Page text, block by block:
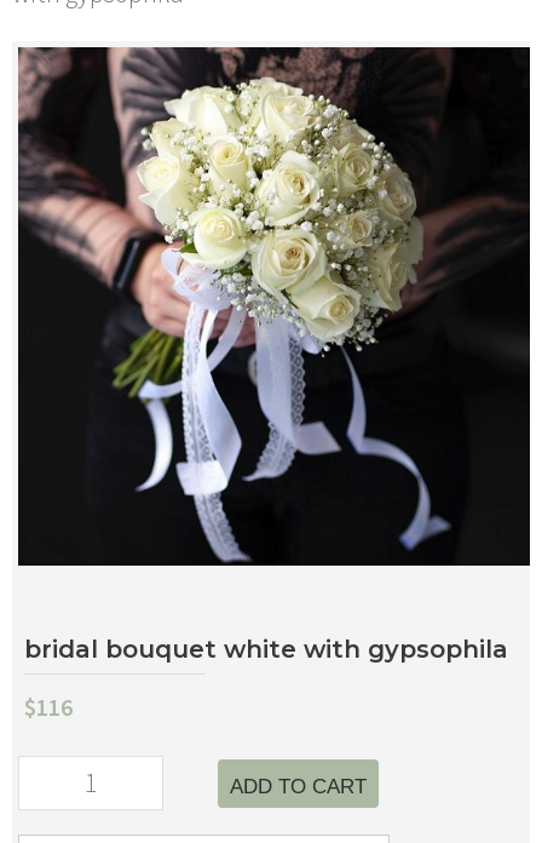
My Account
bridal bouquet white with gypsophila
$116
ADD TO CART